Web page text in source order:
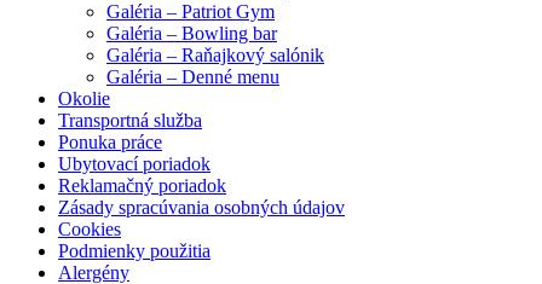
Galéria – Patriot Gym
Galéria – Bowling bar
Galéria – Raňajkový salónik
Galéria – Denné menu
Okolie
Transportná služba
Ponuka práce
Ubytovací poriadok
Reklamačný poriadok
Zásady spracúvania osobných údajov
Cookies
Podmienky použitia
Alergény